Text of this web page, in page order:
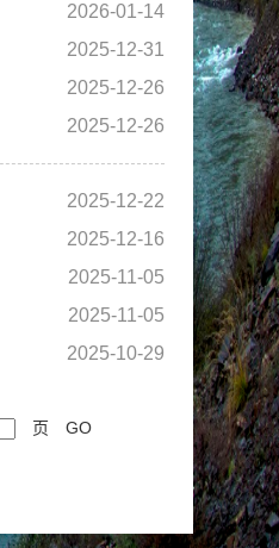
2026-01-14
2025-12-31
2025-12-26
2025-12-26
2025-12-22
2025-12-16
2025-11-05
2025-11-05
2025-10-29
页 GO